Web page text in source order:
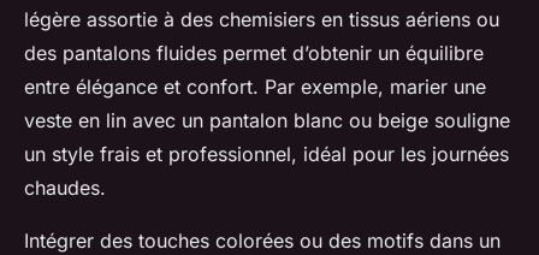
légère assortie à des chemisiers en tissus aériens ou
des pantalons fluides permet d’obtenir un équilibre
entre élégance et confort. Par exemple, marier une
veste en lin avec un pantalon blanc ou beige souligne
un style frais et professionnel, idéal pour les journées
chaudes.
Intégrer des touches colorées ou des motifs dans un